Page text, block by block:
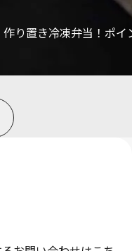
り置き冷凍弁当！ポイ